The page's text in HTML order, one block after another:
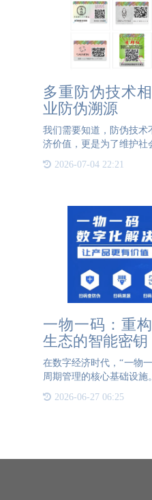
多重防伪技术
业防伪溯源
我们需要知道，防伪技术
济价值，更是为了维护社
件假冒伪劣的产品不仅会
消费者的生命健康构成威
2026-07-04 22:21
一物一码：重
生态的智能密钥
在数字经济时代，“一物
周期管理的核心基础设施
产品赋予唯一可识别的数
管控、消费互动三大场景
2026-06-27 06:25